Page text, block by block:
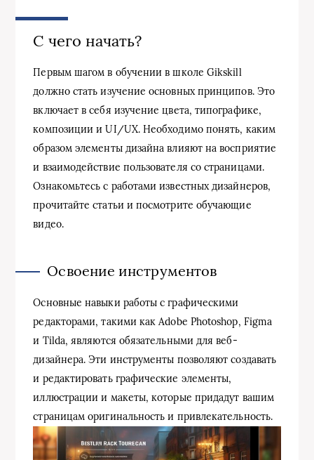
С чего начать?
Первым шагом в обучении в школе Gikskill
должно стать изучение основных принципов. Это
включает в себя изучение цвета, типографике,
композиции и UI/UX. Необходимо понять, каким
образом элементы дизайна влияют на восприятие
и взаимодействие пользователя со страницами.
Ознакомьтесь с работами известных дизайнеров,
прочитайте статьи и посмотрите обучающие
видео.
Освоение инструментов
Основные навыки работы с графическими
редакторами, такими как Adobe Photoshop, Figma
и Tilda, являются обязательными для веб-
дизайнера. Эти инструменты позволяют создавать
и редактировать графические элементы,
иллюстрации и макеты, которые придадут вашим
страницам оригинальность и привлекательность.